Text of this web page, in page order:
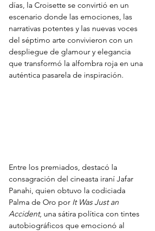
días, la Croisette se convirtió en un
escenario donde las emociones, las
narrativas potentes y las nuevas voces
del séptimo arte convivieron con un
despliegue de glamour y elegancia
que transformó la alfombra roja en una
auténtica pasarela de inspiración.
Entre los premiados, destacó la
consagración del cineasta iraní Jafar
Panahi, quien obtuvo la codiciada
Palma de Oro por It Was Just an
Accident, una sátira política con tintes
autobiográficos que emocionó al